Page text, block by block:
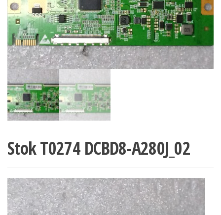
Stok T0274 DCBD8-A280J_02